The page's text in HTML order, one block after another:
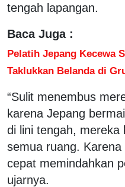
tengah lapangan.
Baca Juga :
Pelatih Jepang Kecewa
Taklukkan Belanda di
“Sulit menembus
karena Jepang
di lini tengah, mereka
semua ruang.
cepat memindahkan
ujarnya.